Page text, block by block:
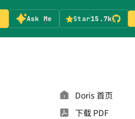
Ask Me Star15.7k
Doris 首页
下载 PDF